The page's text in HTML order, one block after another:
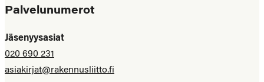
Palvelunumerot
Jäsenyysasiat
020 690 231
asiakirjat@rakennusliitto.fi